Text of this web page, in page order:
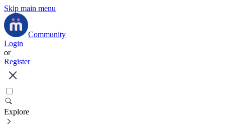
Skip main menu
Community
Login
or
Register
Explore